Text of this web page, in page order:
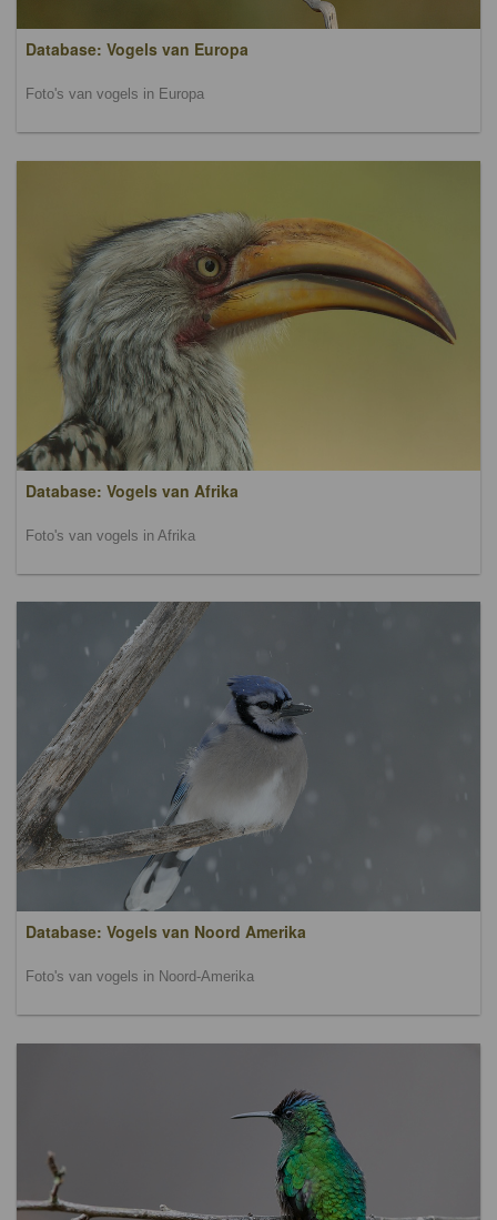
Database: Vogels van Europa
Foto's van vogels in Europa
Database: Vogels van Afrika
Foto's van vogels in Afrika
Database: Vogels van Noord Amerika
Foto's van vogels in Noord-Amerika